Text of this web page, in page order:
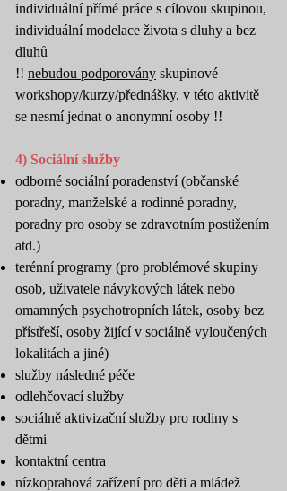
individuální přímé práce s cílovou skupinou,
individuální modelace života s dluhy a bez
dluhů
!! nebudou podporovány skupinové
workshopy/kurzy/přednášky, v této aktivitě
se nesmí jednat o anonymní osoby !!
4) Sociální služby
odborné sociální poradenství (občanské
poradny, manželské a rodinné poradny,
poradny pro osoby se zdravotním postižením
atd.)
terénní programy (pro problémové skupiny
osob, uživatele návykových látek nebo
omamných psychotropních látek, osoby bez
přístřeší, osoby žijící v sociálně vyloučených
lokalitách a jiné)
služby následné péče
odlehčovací služby
sociálně aktivizační služby pro rodiny s
dětmi
kontaktní centra
nízkoprahová zařízení pro děti a mládež